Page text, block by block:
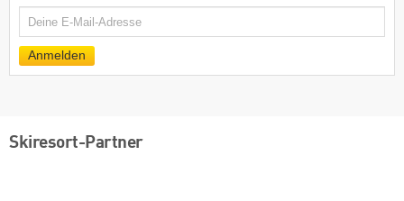
E-
Anmelden
Skiresort-Partner